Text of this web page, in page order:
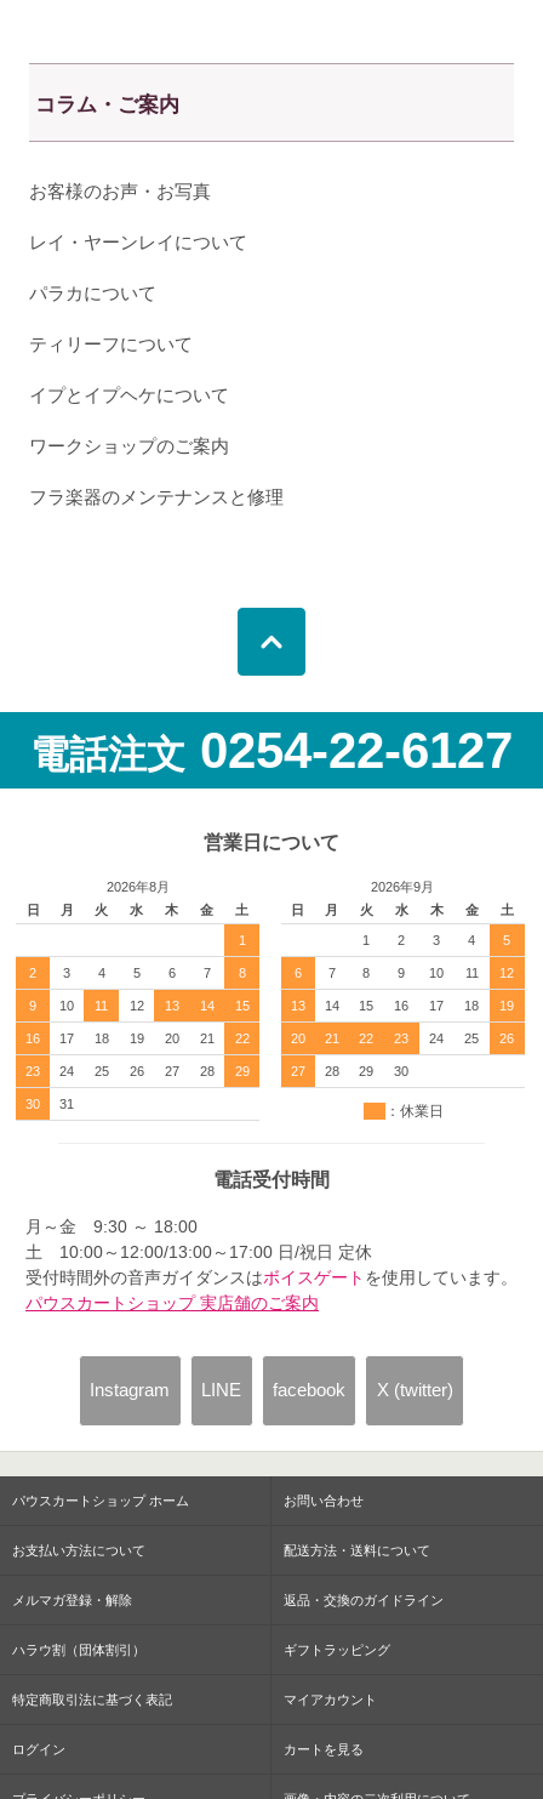
コラム・ご案内
お客様のお声・お写真
レイ・ヤーンレイについて
パラカについて
ティリーフについて
イプとイプヘケについて
ワークショップのご案内
フラ楽器のメンテナンスと修理
電話注文 0254-22-6127
営業日について
2026年8月
日
月 火 水 木 金 土
1
2 3 4 5 6 7 8
9 10 11 12 13 14 15
16 17 18 19 20 21 22
23 24 25 26 27 28 29
30 31
2026年9月
日
月 火 水 木 金 土
1 2 3 4 5
6 7 8 9 10 11 12
13 14 15 16 17 18 19
20 21 22 23 24 25 26
27 28 29 30
：休業日
電話受付時間
月～金 9:30 ～ 18:00
土 10:00～12:00/13:00～17:00 日/祝日 定休
受付時間外の音声ガイダンスはボイスゲート を使用しています。
パウスカートショップ 実店舗のご案内
Instagram LINE facebook X (twitter)
パウスカートショップ ホーム お問い合わせ
お支払い方法について 配送方法・送料について
メルマガ登録・解除 返品・交換のガイドライン
ハラウ割（団体割引） ギフトラッピング
特定商取引法に基づく表記 マイアカウント
ログイン カートを見る